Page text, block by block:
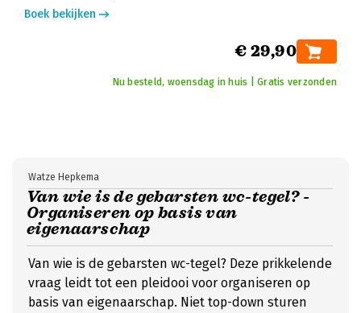
Boek bekijken
€ 29,90
Nu besteld, woensdag in huis | Gratis verzonden
Van wie is de gebarsten wc-tegel? -
Organiseren op basis van
eigenaarschap
Watze Hepkema
Van wie is de gebarsten wc-tegel? Deze prikkelende
vraag leidt tot een pleidooi voor organiseren op
basis van eigenaarschap. Niet top-down sturen